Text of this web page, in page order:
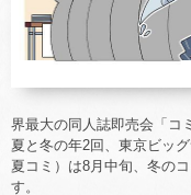
界最大の同人誌即売会「コ
夏と冬の年2回、東京ビッ
夏コミ）は8月中旬、冬の
す。